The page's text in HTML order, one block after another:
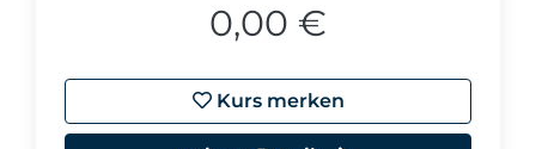
0,00 €
Kurs merken